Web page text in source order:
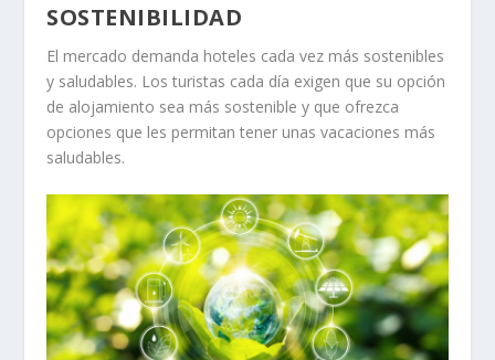
SOSTENIBILIDAD
El mercado demanda hoteles cada vez más sostenibles
y saludables. Los turistas cada día exigen que su opción
de alojamiento sea más sostenible y que ofrezca
opciones que les permitan tener unas vacaciones más
saludables.